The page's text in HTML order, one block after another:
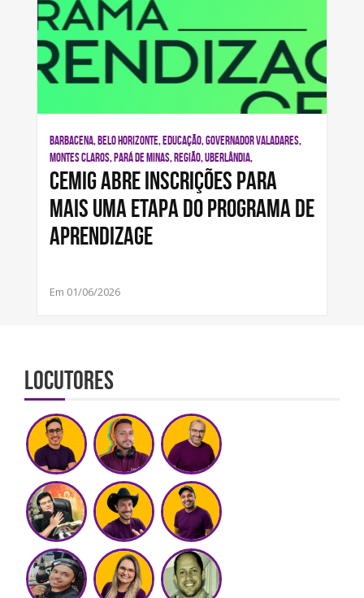
BARBACENA, BELO HORIZONTE, EDUCAÇÃO, GOVERNADOR VALADARES,
MONTES CLAROS, PARÁ DE MINAS, REGIÃO, UBERLÂNDIA,
Cemig abre inscrições para
mais uma etapa do Programa de
Aprendizage
Em 01/06/2026
Locutores